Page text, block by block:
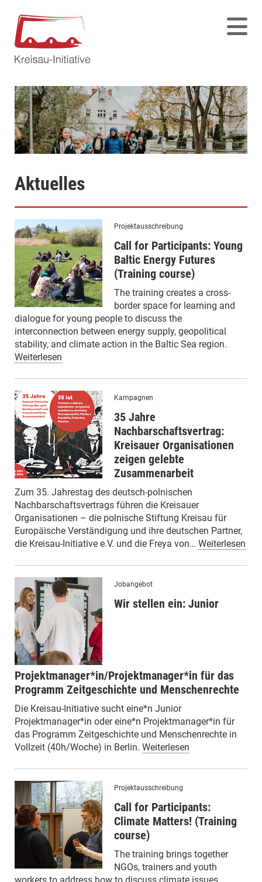
Aktuelles
Projektausschreibung
Call for Participants: Young
Baltic Energy Futures
(Training course)
The training creates a cross-
border space for learning and
dialogue for young people to discuss the
interconnection between energy supply, geopolitical
stability, and climate action in the Baltic Sea region.
Weiterlesen
Kampagnen
35 Jahre
Nachbarschaftsvertrag:
Kreisauer Organisationen
zeigen gelebte
Zusammenarbeit
Zum 35. Jahrestag des deutsch-polnischen
Nachbarschaftsvertrags führen die Kreisauer
Organisationen – die polnische Stiftung Kreisau für
Europäische Verständigung und ihre deutschen Partner,
die Kreisau-Initiative e.V. und die Freya von… Weiterlesen
Jobangebot
Wir stellen ein: Junior
Projektmanager*in/Projektmanager*in für das
Programm Zeitgeschichte und Menschenrechte
Die Kreisau-Initiative sucht eine*n Junior
Projektmanager*in oder eine*n Projektmanager*in für
das Programm Zeitgeschichte und Menschenrechte in
Vollzeit (40h/Woche) in Berlin. Weiterlesen
Projektausschreibung
Call for Participants:
Climate Matters! (Training
course)
The training brings together
NGOs, trainers and youth